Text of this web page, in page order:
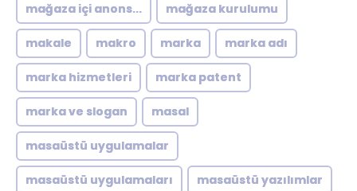
mağaza içi anons... mağaza kurulumu
makale makro marka marka adı
marka hizmetleri marka patent
marka ve slogan masal
masaüstü uygulamalar
masaüstü uygulamaları masaüstü yazılımlar